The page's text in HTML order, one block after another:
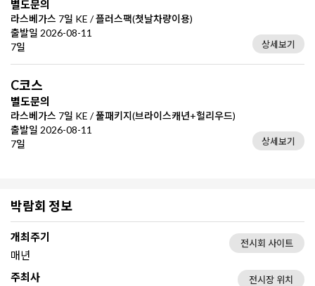
별도문의
라스베가스 7일 KE / 플러스팩(첫날차량이용)
출발일 2026-08-11
7일
상세보기
C코스
별도문의
라스베가스 7일 KE / 풀패키지(브라이스캐년+헐리우드)
출발일 2026-08-11
7일
상세보기
박람회 정보
개최주기
매년
전시회 사이트
주최사
전시장 위치